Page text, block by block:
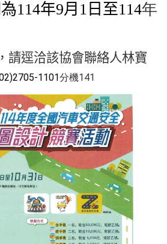
114年9月 1 日至114年
請逕洽該協會聯絡人林寶
1101分機141